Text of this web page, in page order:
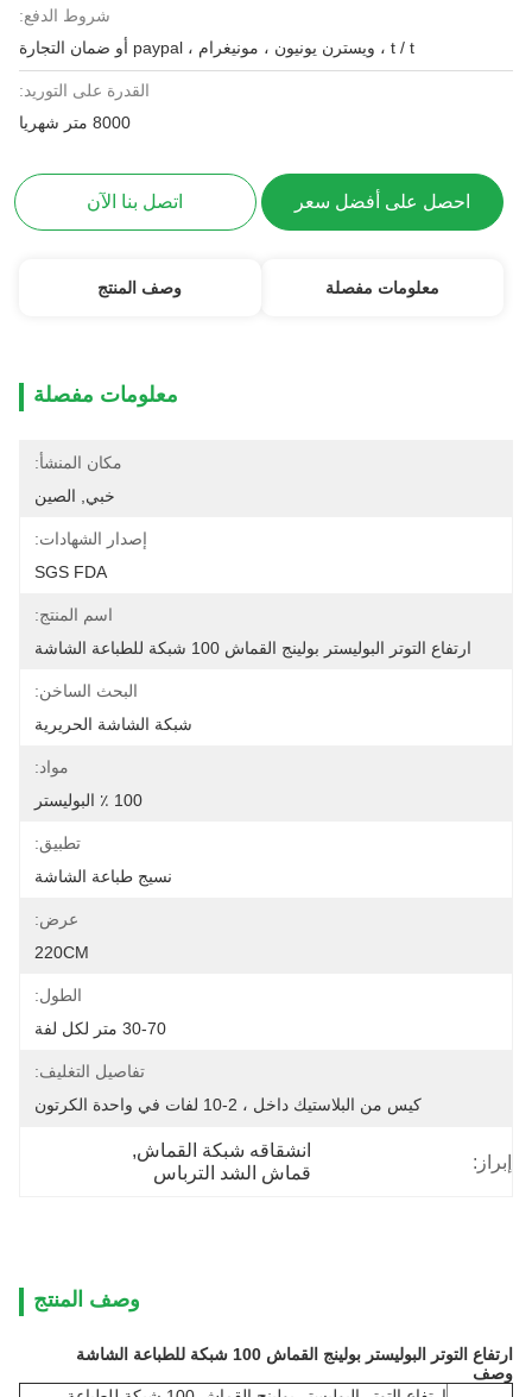
شروط الدفع:
t / t ، ويسترن يونيون ، مونيغرام ، paypal أو ضمان التجارة
القدرة على التوريد:
8000 متر شهريا
احصل على أفضل سعر اتصل بنا الآن
معلومات مفصلة وصف المنتج
معلومات مفصلة
مكان المنشأ:
خبي, الصين
إصدار الشهادات:
SGS FDA
اسم المنتج:
ارتفاع التوتر البوليستر بولينج القماش 100 شبكة للطباعة الشاشة
البحث الساخن:
شبكة الشاشة الحريرية
مواد:
100 ٪ البوليستر
تطبيق:
نسيج طباعة الشاشة
عرض:
220CM
الطول:
30-70 متر لكل لفة
تفاصيل التغليف:
كيس من البلاستيك داخل ، 2-10 لفات في واحدة الكرتون
إبراز:
انشقاقه شبكة القماش ,
قماش الشد الترباس
وصف المنتج
ارتفاع التوتر البوليستر بولينج القماش 100 شبكة للطباعة الشاشة
وصف